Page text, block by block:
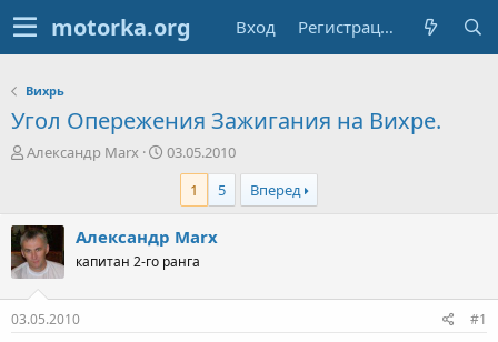
Вход Регистрация
Вихрь
Угол Опережения Зажигания на Вихре.
А
р
т
е
ы
Александр Marx
Д
н
ч
03.05.2010
1
5 Вперед
Александр Marx
капитан 2-го ранга
03.05.2010 #1